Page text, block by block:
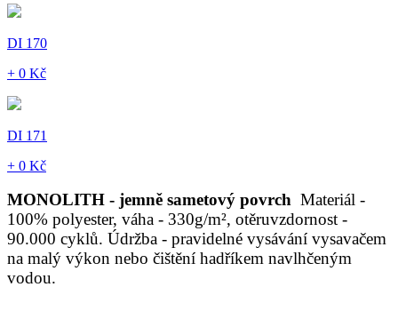
DI 170
+ 0 Kč
DI 171
+ 0 Kč
MONOLITH - jemně sametový povrch Materiál -
100% polyester, váha - 330g/m², otěruvzdornost -
90.000 cyklů. Údržba - pravidelné vysávání vysavačem
na malý výkon nebo čištění hadříkem navlhčeným
vodou.